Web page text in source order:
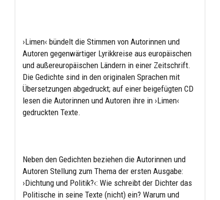
›Limen‹ bündelt die Stimmen von Autorinnen und
Autoren gegenwärtiger Lyrikkreise aus europäischen
und außereuropäischen Ländern in einer Zeitschrift.
Die Gedichte sind in den originalen Sprachen mit
Übersetzungen abgedruckt; auf einer beigefügten CD
lesen die Autorinnen und Autoren ihre in ›Limen‹
gedruckten Texte.
Neben den Gedichten beziehen die Autorinnen und
Autoren Stellung zum Thema der ersten Ausgabe:
›Dichtung und Politik?‹: Wie schreibt der Dichter das
Politische in seine Texte (nicht) ein? Warum und